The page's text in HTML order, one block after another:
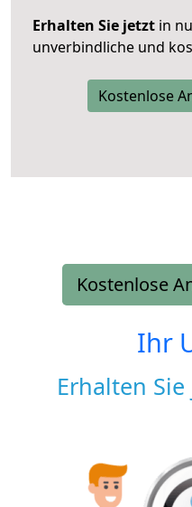
Erhalten Sie jetzt in
unverbindliche und
Kostenlose
Kostenlose
Ihr
Erhalten